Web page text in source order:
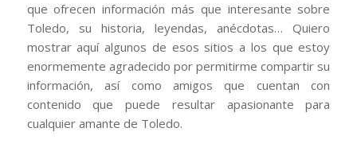
que ofrecen información más que interesante sobre
Toledo, su historia, leyendas, anécdotas… Quiero
mostrar aquí algunos de esos sitios a los que estoy
enormemente agradecido por permitirme compartir su
información, así como amigos que cuentan con
contenido que puede resultar apasionante para
cualquier amante de Toledo.